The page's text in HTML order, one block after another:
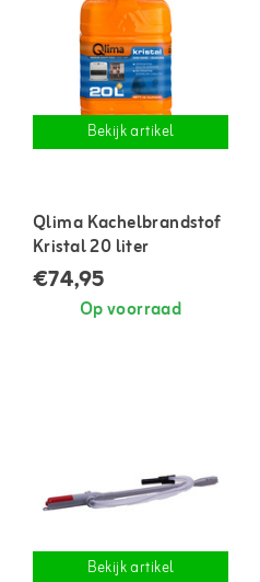
Bekijk artikel
Qlima Kachelbrandstof
Kristal 20 liter
€74,95
Op voorraad
Bekijk artikel